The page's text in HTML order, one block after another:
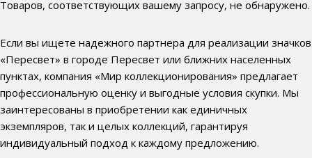
Товаров, соответствующих вашему запросу, не обнаружено.
Если вы ищете надежного партнера для реализации значков
«Пересвет» в городе Пересвет или ближних населенных
пунктах, компания «Мир коллекционирования» предлагает
профессиональную оценку и выгодные условия скупки. Мы
заинтересованы в приобретении как единичных
экземпляров, так и целых коллекций, гарантируя
индивидуальный подход к каждому предложению.